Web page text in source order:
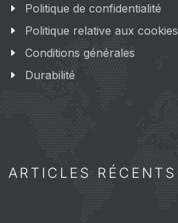
Politique de confidentialité
Politique relative aux cookies
Conditions générales
Durabilité
ARTICLES RÉCENTS